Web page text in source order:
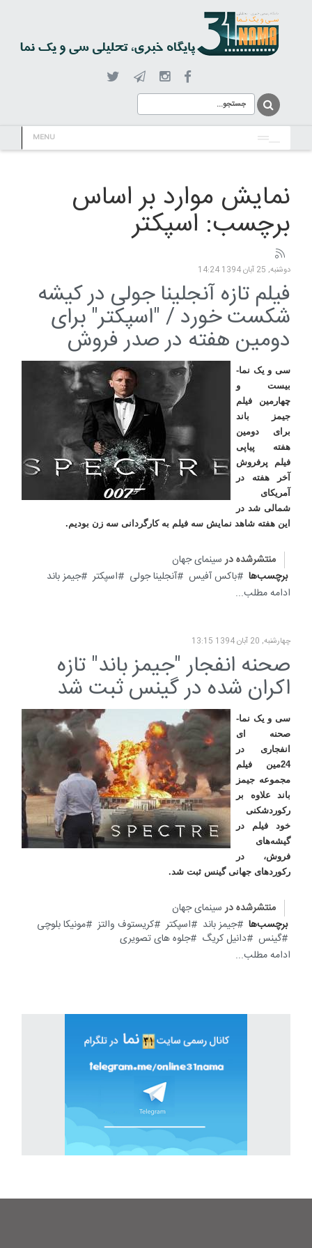
MENU
نمایش موارد بر اساس
برچسب: اسپکتر
دوشنبه, 25 آبان 1394 14:24
فیلم تازه آنجلینا جولی در کیشه
شکست خورد / "اسپکتر" برای
دومین هفته در صدر فروش
سی و یک نما-
بیست و
چهارمین فیلم
جیمز باند
برای دومین
هفته پیاپی
فیلم پرفروش
آخر هفته در
آمریکای
شمالی شد در
این هفته شاهد نمایش سه فیلم به کارگردانی سه زن بودیم.
منتشرشده در سینمای جهان
برچسب‌ها
باکس آفیس آنجلینا جولی اسپکتر
جیمز باند
ادامه مطلب...
چهارشنبه, 20 آبان 1394 13:15
صحنه انفجار "جیمز باند" تازه
اکران شده در گینس ثبت شد
سی و یک نما-
صحنه ای
انفجاری در
24مین فیلم
مجموعه جیمز
باند علاوه بر
رکوردشکنی
خود فیلم در
گیشه‌های
فروش، در
رکوردهای جهانی گینس ثبت شد.
منتشرشده در سینمای جهان
برچسب‌ها
جیمز باند اسپکتر کریستوف والتز
مونیکا بلوچی
گینس
دانیل کریگ
جلوه های تصویری
ادامه مطلب...